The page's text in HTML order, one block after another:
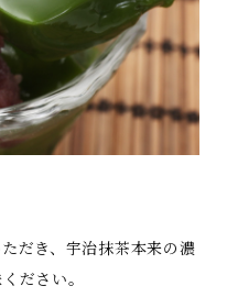
だき、宇治抹茶本来の濃
ださい。